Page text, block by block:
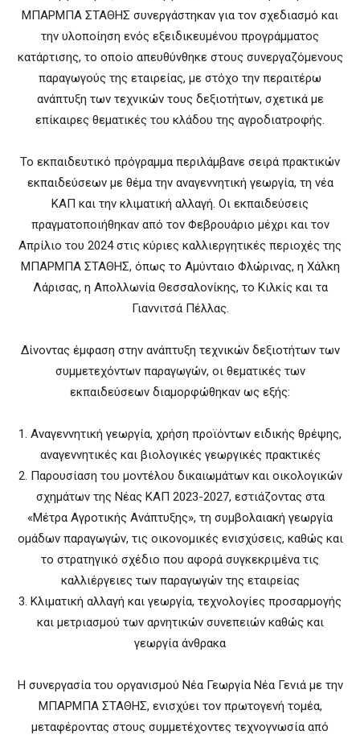
ΜΠΑΡΜΠΑ ΣΤΑΘΗΣ συνεργάστηκαν για τον σχεδιασμό και
την υλοποίηση ενός εξειδικευμένου προγράμματος
κατάρτισης, το οποίο απευθύνθηκε στους συνεργαζόμενους
παραγωγούς της εταιρείας, με στόχο την περαιτέρω
ανάπτυξη των τεχνικών τους δεξιοτήτων, σχετικά με
επίκαιρες θεματικές του κλάδου της αγροδιατροφής.
Το εκπαιδευτικό πρόγραμμα περιλάμβανε σειρά πρακτικών
εκπαιδεύσεων με θέμα την αναγεννητική γεωργία, τη νέα
ΚΑΠ και την κλιματική αλλαγή. Οι εκπαιδεύσεις
πραγματοποιήθηκαν από τον Φεβρουάριο μέχρι και τον
Απρίλιο του 2024 στις κύριες καλλιεργητικές περιοχές της
ΜΠΑΡΜΠΑ ΣΤΑΘΗΣ, όπως το Αμύνταιο Φλώρινας, η Χάλκη
Λάρισας, η Απολλωνία Θεσσαλονίκης, το Κιλκίς και τα
Γιαννιτσά Πέλλας.
Δίνοντας έμφαση στην ανάπτυξη τεχνικών δεξιοτήτων των
συμμετεχόντων παραγωγών, οι θεματικές των
εκπαιδεύσεων διαμορφώθηκαν ως εξής:
1. Αναγεννητική γεωργία, χρήση προϊόντων ειδικής θρέψης,
αναγεννητικές και βιολογικές γεωργικές πρακτικές
2. Παρουσίαση του μοντέλου δικαιωμάτων και οικολογικών
σχημάτων της Νέας ΚΑΠ 2023-2027, εστιάζοντας στα
«Μέτρα Αγροτικής Ανάπτυξης», τη συμβολαιακή γεωργία
ομάδων παραγωγών, τις οικονομικές ενισχύσεις, καθώς και
το στρατηγικό σχέδιο που αφορά συγκεκριμένα τις
καλλιέργειες των παραγωγών της εταιρείας
3. Κλιματική αλλαγή και γεωργία, τεχνολογίες προσαρμογής
και μετριασμού των αρνητικών συνεπειών καθώς και
γεωργία άνθρακα
Η συνεργασία του οργανισμού Νέα Γεωργία Νέα Γενιά με την
ΜΠΑΡΜΠΑ ΣΤΑΘΗΣ, ενισχύει τον πρωτογενή τομέα,
μεταφέροντας στους συμμετέχοντες τεχνογνωσία από